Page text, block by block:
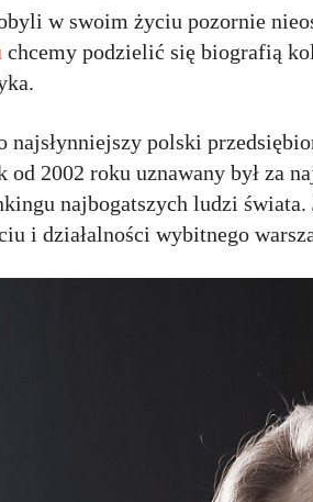
w swoim życiu pozornie
chcemy podzielić się biografią
polski
2002 roku uznawany był za
najbogatszych ludzi
i działalności wybitnego